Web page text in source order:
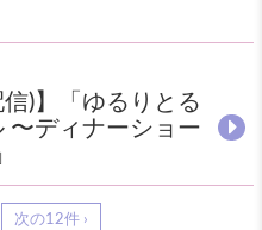
)】「ゆるりとる
〜ディナーショー
次の12件 ›